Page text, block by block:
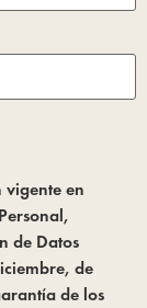
vigente en
de Datos
de
de los